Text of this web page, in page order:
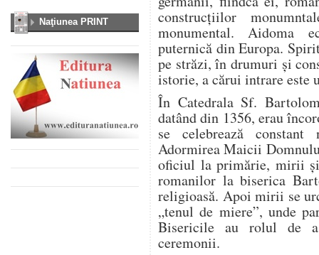
Naţiunea PRINT
construcțiilor
monumental. Aidoma
puternică din Europa.
pe străzi, în drumuri și
istorie, a cărui intrare este
În Catedrala Sf.
datând din 1356, erau
se celebrează
Adormirea Maicii
oficiul la primărie, mirii și
romanilor la biserica
religioasă. Apoi mirii se
„tenul de miere”, unde
Bisericile au rolul de
ceremonii.